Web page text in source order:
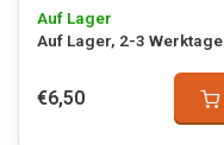
Auf Lager
Auf Lager, 2-3 Werktage
€6,50